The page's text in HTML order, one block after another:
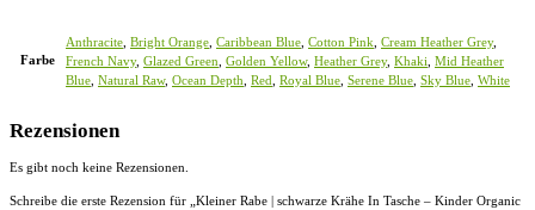
Farbe
Anthracite Bright Orange Caribbean Blue Cotton Pink Cream Heather Grey,
French Navy, Glazed Green Golden Yellow, Heather Grey, Khaki Mid Heather
Blue Natural Raw, Ocean Depth Red Royal Blue Serene Blue Sky Blue White
Rezensionen
Es gibt noch keine Rezensionen.
Schreibe die erste Rezension für „Kleiner Rabe | schwarze Krähe In Tasche – Kinder Organic